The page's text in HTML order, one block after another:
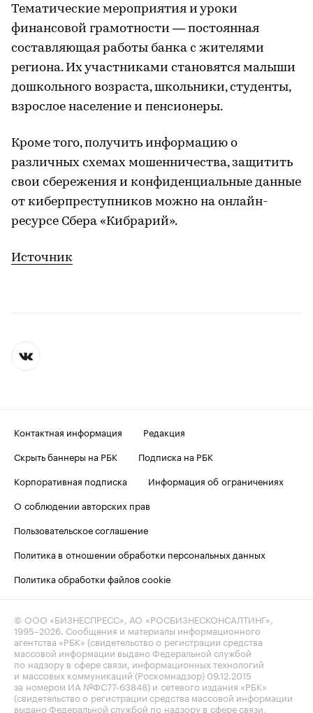
Тематические мероприятия и уроки
финансовой грамотности ― постоянная
составляющая работы банка с жителями
региона. Их участниками становятся малыши
дошкольного возраста, школьники, студенты,
взрослое население и пенсионеры.
Кроме того, получить информацию о
различных схемах мошенничества, защитить
свои сбережения и конфиденциальные данные
от киберпреступников можно на онлайн-
ресурсе Сбера «Кибрарий».
Источник
Контактная информация
Редакция
Скрыть баннеры на РБК
Подписка на РБК
Корпоративная подписка
Информация об ограничениях
О соблюдении авторских прав
Пользовательское соглашение
Политика в отношении обработки персональных данных
Политика обработки файлов cookie
© ООО «БИЗНЕСПРЕСС», АО «РОСБИЗНЕСКОНСАЛТИНГ»,
1995–2026 . Сообщения и материалы информационного
агентства «РБК» (свидетельство о регистрации средства
массовой информации выдано Федеральной службой
по надзору в сфере связи, информационных технологий
и массовых коммуникаций (Роскомнадзор) 09.12.2015
за номером ИА №ФС77-63848) и сетевого издания «РБК»
(свидетельство о регистрации средства массовой информации
выдано Федеральной службой по надзору в сфере связи,